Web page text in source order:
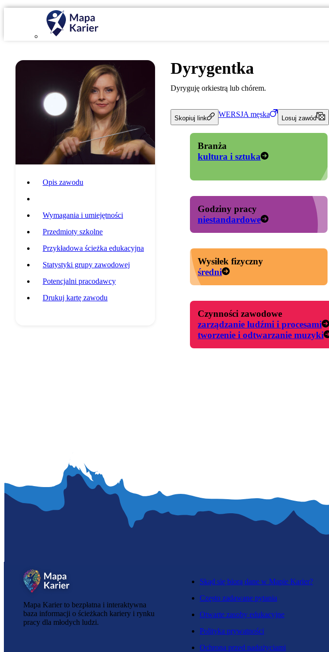
Opis zawodu
Wymagania i umiejętności
Przedmioty szkolne
Przykładowa ścieżka edukacyjna
Statystyki grupy zawodowej
Potencjalni pracodawcy
Drukuj kartę zawodu
Dyrygentka
Dyryguję orkiestrą lub chórem.
Skopiuj link WERSJA męska
Losuj zawód
Branża
kultura i sztuka
Godziny pracy
niestandardowe
Wysiłek fizyczny
średni
Czynności zawodowe
zarządzanie ludźmi i procesami
tworzenie i odtwarzanie muzyki
Mapa Karier to bezpłatna i interaktywna
baza informacji o ścieżkach kariery i rynku
pracy dla młodych ludzi.
Skąd się biorą dane w Mapie Karier?
Często zadawane pytania
Otwarte zasoby edukacyjne
Polityka prywatności
Ochrona przed nadużyciami